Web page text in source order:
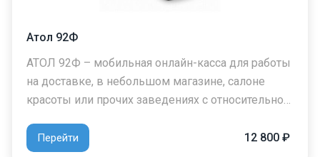
Атол 92Ф
АТОЛ 92Ф – мобильная онлайн-касса для работы
на доставке, в небольшом магазине, салоне
красоты или прочих заведениях с относительно…
Перейти 12 800 ₽